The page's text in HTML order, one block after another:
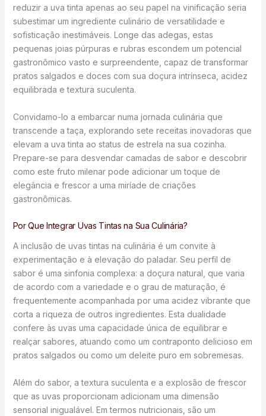
reduzir a uva tinta apenas ao seu papel na vinificação seria
subestimar um ingrediente culinário de versatilidade e
sofisticação inestimáveis. Longe das adegas, estas
pequenas joias púrpuras e rubras escondem um potencial
gastronômico vasto e surpreendente, capaz de transformar
pratos salgados e doces com sua doçura intrínseca, acidez
equilibrada e textura suculenta.
Convidamo-lo a embarcar numa jornada culinária que
transcende a taça, explorando sete receitas inovadoras que
elevam a uva tinta ao status de estrela na sua cozinha.
Prepare-se para desvendar camadas de sabor e descobrir
como este fruto milenar pode adicionar um toque de
elegância e frescor a uma miríade de criações
gastronômicas.
Por Que Integrar Uvas Tintas na Sua Culinária?
A inclusão de uvas tintas na culinária é um convite à
experimentação e à elevação do paladar. Seu perfil de
sabor é uma sinfonia complexa: a doçura natural, que varia
de acordo com a variedade e o grau de maturação, é
frequentemente acompanhada por uma acidez vibrante que
corta a riqueza de outros ingredientes. Esta dualidade
confere às uvas uma capacidade única de equilibrar e
realçar sabores, atuando como um contraponto delicioso em
pratos salgados ou como um deleite puro em sobremesas.
Além do sabor, a textura suculenta e a explosão de frescor
que as uvas proporcionam adicionam uma dimensão
sensorial inigualável. Em termos nutricionais, são um